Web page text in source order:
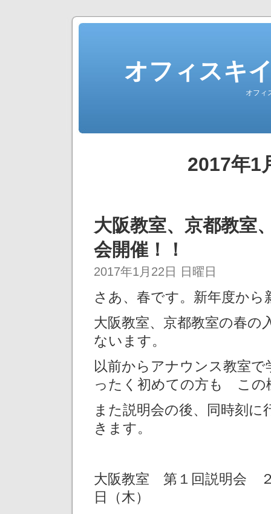
オフィスキ
オフィ
2017年1
大阪教室、京都教室
会開催！！
2017年1月22日 日曜日
さあ、春です。新年度か
大阪教室、京都教室の春の
ないます。
以前からアナウンス教室
ったく初めての方も この
また説明会の後、同時刻
きます。
大阪教室 第１回説明会
日（木）